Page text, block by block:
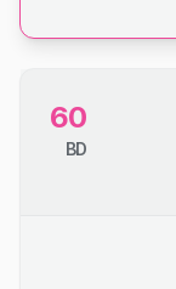
60
BD